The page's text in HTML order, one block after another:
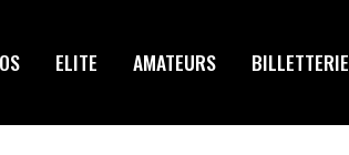
ELITE AMATEURS BILLETTERIE